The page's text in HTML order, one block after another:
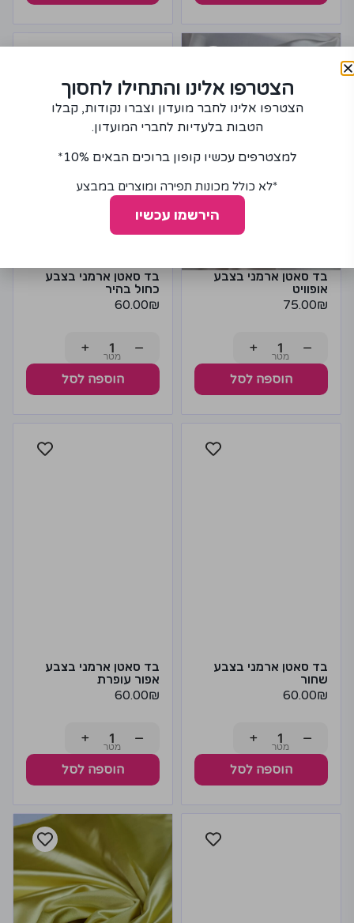
בד סאטן ארמני בצבע
אופוויט
75.00₪
−
+
הוספה לסל
בד סאטן ארמני בצבע
כחול בהיר
60.00₪
−
+
הוספה לסל
בד סאטן ארמני בצבע
שחור
60.00₪
−
+
הוספה לסל
בד סאטן ארמני בצבע
אפור עופרת
60.00₪
−
+
הוספה לסל
הצטרפו אלינו והתחילו לחסוך
הצטרפו אלינו לחבר מועדון וצברו נקודות, קבלו
הטבות בלעדיות לחברי המועדון.
למצטרפים עכשיו קופון ברוכים הבאים 10%*
*לא כולל מכונות תפירה ומוצרים במבצע
הירשמו עכשיו